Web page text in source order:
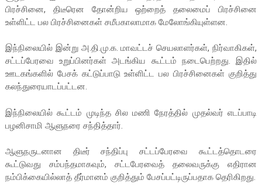
பிரச்சினை, திடீரென தோன்றிய ஒற்றைத் தலைமைப் பிரச்சினை
உள்ளிட்ட பல பிரச்சினைகள் சமீபகாலாமாக மேலோங்கியுள்ளன.
இந்நிலையில் இன்று அ.தி.மு.க. மாவட்டச் செயலாளர்கள், நிர்வாகிகள்,
சட்டப்பேரவை உறுப்பினர்கள் அடங்கிய கூட்டம் நடைபெற்றது. இதில்
ஊடகங்களில் பேசக் கட்டுப்பாடு உள்ளிட்ட பல பிரச்சினைகள் குறித்து
கலந்துரையாடப்பட்டன.
இந்நிலையில் கூட்டம் முடிந்த சில மணி நேரத்தில் முதல்வர் எடப்பாடி
பழனிசாமி ஆளுநரை சந்தித்தார்.
ஆளுநருடனான திடீர் சந்திப்பு சட்டப்பேரவை கூட்டத்தொடரை
கூட்டுவது சம்பந்தமாகவும், சட்டபேரவைத் தலைவருக்கு எதிரான
நம்பிக்கையில்லாத் தீர்மானம் குறித்தும் பேசப்பட்டிருப்பதாக தெரிகிறது.